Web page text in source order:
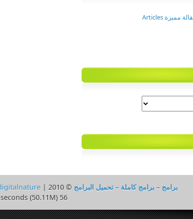
برامج – برامج كاملة – تحميل البرامج © 2010 | Powered by
56 queries in 0.41 seconds (50.11M)